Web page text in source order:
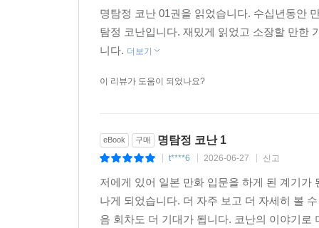
명탐정 코난 01권을 읽었습니다. 수십년동안
탐정 코난입니다. 재밌게 읽었고 소장할 만한
니다. 더보기
이 리뷰가 도움이 되었나요?
eBook 구매 명탐정 코난 1
t****6 2026-06-27 신고
저에게 있어 일본 만화 입문을 하게 된 계기
나게 되었습니다. 더 자주 보고 더 자세히 볼
음 회차도 더 기대가 됩니다. 코난의 이야기로